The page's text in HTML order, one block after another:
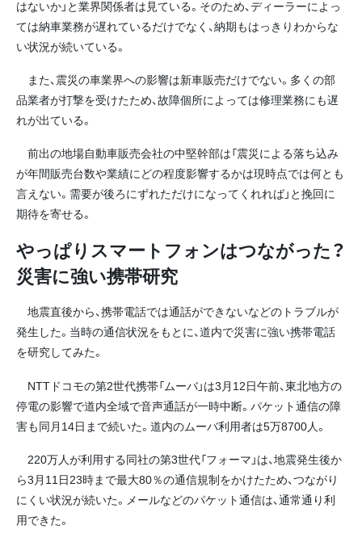
はないか」と業界関係者は見ている。そのため、ディーラーによっ
ては納車業務が遅れているだけでなく、納期もはっきりわからな
い状況が続いている。
また、震災の車業界への影響は新車販売だけでない。多くの部
品業者が打撃を受けたため、故障個所によっては修理業務にも遅
れが出ている。
前出の地場自動車販売会社の中堅幹部は「震災による落ち込み
が年間販売台数や業績にどの程度影響するかは現時点では何とも
言えない。需要が後ろにずれただけになってくれれば」と挽回に
期待を寄せる。
やっぱりスマートフォンはつながった？
災害に強い携帯研究
地震直後から、携帯電話では通話ができないなどのトラブルが
発生した。当時の通信状況をもとに、道内で災害に強い携帯電話
を研究してみた。
NTTドコモの第2世代携帯「ムーバ」は3月12日午前、東北地方の
停電の影響で道内全域で音声通話が一時中断。パケット通信の障
害も同月14日まで続いた。道内のムーバ利用者は5万8700人。
220万人が利用する同社の第3世代「フォーマ」は、地震発生後か
ら3月11日23時まで最大80％の通信規制をかけたため、つながり
にくい状況が続いた。メールなどのパケット通信は、通常通り利
用できた。